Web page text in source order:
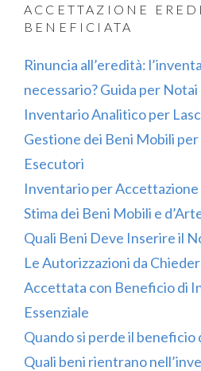
ACCETTAZIONE
BENEFICIATA
Rinuncia all’eredità:
necessario? Guida per
Inventario Analitico per
Gestione dei Beni Mobili
Esecutori
Inventario per
Stima dei Beni Mobili e
Quali Beni Deve Inserire il
Le Autorizzazioni da
Accettata con Beneficio di
Essenziale
Quando si perde il beneficio
Quali beni rientrano